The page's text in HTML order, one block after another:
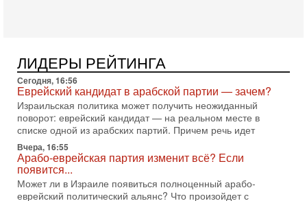
02/08/2026
Президент США Дональд Трамп сегодня заявил об отмене
подготовленного удара по Ирану после обращений
Тегерана и других стран региона. По его словам,
1-08-2026, 17:50
«Русский голос» Израиля: кто заберет его на этот
раз?
Голоса русскоязычных репатриантов не раз кардинально
меняли политический ландшафт Израиля. Достаточно
вспомнить взлет партии «Исраэль ба-алия», когда
31-07-2026, 17:00
ЛИДЕРЫ РЕЙТИНГА
Сегодня, 16:56
Еврейский кандидат в арабской партии — зачем?
Израильская политика может получить неожиданный
поворот: еврейский кандидат — на реальном месте в
списке одной из арабских партий. Причем речь идет
Вчера, 16:55
Арабо-еврейская партия изменит всё? Если
появится...
Может ли в Израиле появиться полноценный арабо-
еврейский политический альянс? Что произойдет с